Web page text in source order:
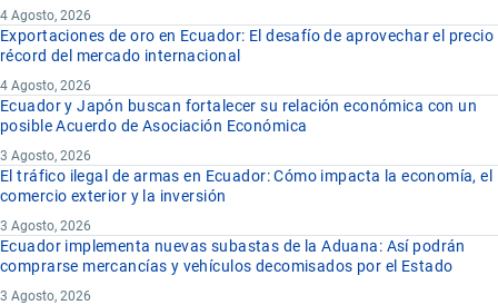
4 Agosto, 2026
Exportaciones de oro en Ecuador: El desafío de aprovechar el precio
récord del mercado internacional
4 Agosto, 2026
Ecuador y Japón buscan fortalecer su relación económica con un
posible Acuerdo de Asociación Económica
3 Agosto, 2026
El tráfico ilegal de armas en Ecuador: Cómo impacta la economía, el
comercio exterior y la inversión
3 Agosto, 2026
Ecuador implementa nuevas subastas de la Aduana: Así podrán
comprarse mercancías y vehículos decomisados por el Estado
3 Agosto, 2026